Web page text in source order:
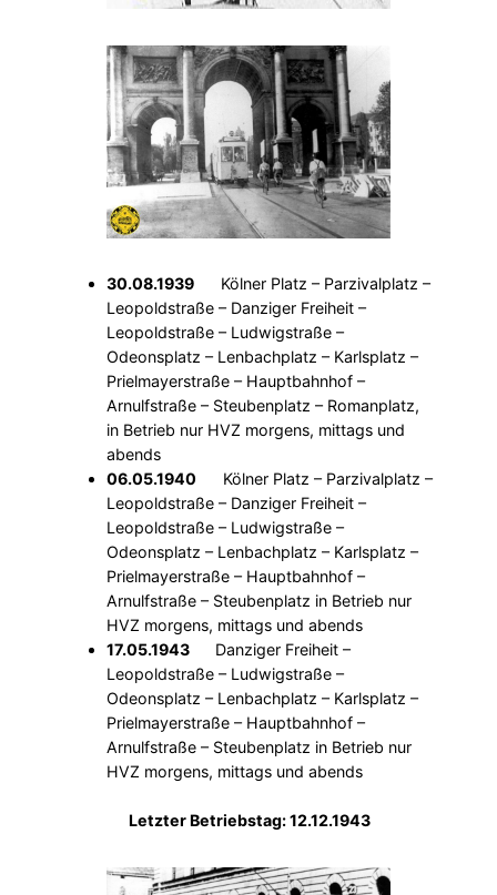
30.08.1939 Kölner Platz – Parzivalplatz –
Leopoldstraße – Danziger Freiheit –
Leopoldstraße – Ludwigstraße –
Odeonsplatz – Lenbachplatz – Karlsplatz –
Prielmayerstraße – Hauptbahnhof –
Arnulfstraße – Steubenplatz – Romanplatz,
in Betrieb nur HVZ morgens, mittags und
abends
06.05.1940 Kölner Platz – Parzivalplatz –
Leopoldstraße – Danziger Freiheit –
Leopoldstraße – Ludwigstraße –
Odeonsplatz – Lenbachplatz – Karlsplatz –
Prielmayerstraße – Hauptbahnhof –
Arnulfstraße – Steubenplatz in Betrieb nur
HVZ morgens, mittags und abends
17.05.1943
Danziger Freiheit –
Leopoldstraße – Ludwigstraße –
Odeonsplatz – Lenbachplatz – Karlsplatz –
Prielmayerstraße – Hauptbahnhof –
Arnulfstraße – Steubenplatz in Betrieb nur
HVZ morgens, mittags und abends
Letzter Betriebstag: 12.12.1943